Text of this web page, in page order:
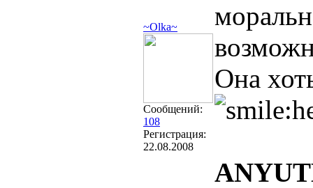
~Olka~
Сообщений:
108
Регистрация:
22.08.2008
Она